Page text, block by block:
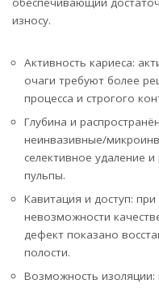
износу.
Активность кариеса:
очаги требуют более
процесса и строгого
Глубина и
неинвазивные/
селективное удаление
пульпы.
Кавитация и доступ:
невозможности
дефект показано
полости.
Возможность